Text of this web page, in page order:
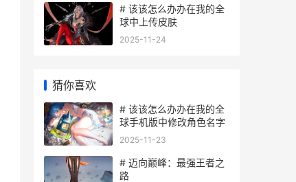
# 该该怎么办办在我的全
球中上传皮肤
2025-11-24
猜你喜欢
# 该该怎么办办在我的全
球手机版中修改角色名字
2025-11-23
# 迈向巅峰：最强王者之
路